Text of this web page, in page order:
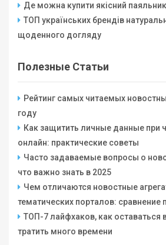
Де можна купити якісний
ТОП українських брендів
щоденного догляду
Полезные Статьи
Рейтинг самых читаемых
году
Как защитить личные данные при
онлайн: практические советы
Часто задаваемые вопросы о
что важно знать в 2025
Чем отличаются новостные
тематических порталов: сравнение
ТОП-7 лайфхаков, как оставаться
тратить много времени